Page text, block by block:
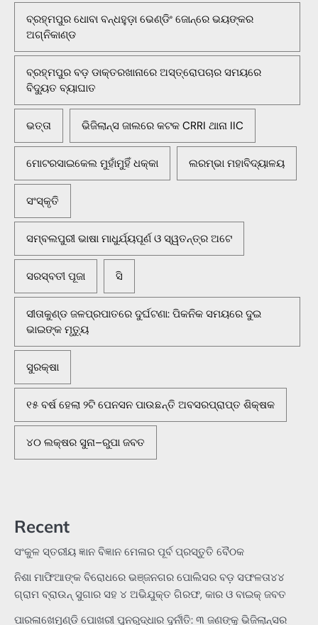
ବ୍ରହ୍ମପୁର ଧୋବା ବନ୍ଧହୁଡ଼ା ଭେଣ୍ଡିଂ ଜୋନ୍‌ରେ ଭୟଙ୍କର
ଅଗ୍ନିକାଣ୍ଡ
ବ୍ରହ୍ମପୁର ବଡ଼ ଡାକ୍ତରଖାନାରେ ଅସ୍ତ୍ରୋପଚାର ସମୟରେ
ବିଦ୍ୟୁତ ବ୍ୟାଘାତ
ଭତ୍ତା ଭିଜିଲାନ୍ସ ଜାଲରେ କଟକ CRRI ଥାନା IIC
ମୋଟରସାଇକେଲ ମୁହାଁମୁହିଁ ଧକ୍କା ଲରମ୍ଭା ମହାବିଦ୍ୟାଳୟ
ସଂସ୍କୃତି
ସମ୍ବଲପୁରୀ ଭାଷା ମାଧୁର୍ଯ୍ୟପୂର୍ଣ ଓ ସ୍ୱତନ୍ତ୍ର ଅଟେ
ସରସ୍ବତୀ ପୂଜା ସି
ସୀତାକୁଣ୍ଡ ଜଳପ୍ରପାତରେ ଦୁର୍ଘଟଣା: ପିକନିକ ସମୟରେ ଦୁଇ
ଭାଇଙ୍କ ମୃତ୍ୟୁ
ସୁରକ୍ଷା
୧୫ ବର୍ଷ ହେଲା ୨ଟି ପେନସନ ପାଉଛନ୍ତି ଅବସରପ୍ରାପ୍ତ ଶିକ୍ଷକ
୪୦ ଲକ୍ଷର ସୁନା–ରୁପା ଜବତ
Recent
ସଂକୁଳ ସ୍ତରୀୟ ଜ୍ଞାନ ବିଜ୍ଞାନ ମେଳାର ପୂର୍ବ ପ୍ରସ୍ତୁତି ବୈଠକ
ନିଶା ମାଫିଆଙ୍କ ବିରୋଧରେ ଭଞ୍ଜନଗର ପୋଲିସର ବଡ଼ ସଫଳତା୪୪
ଗ୍ରାମ ବ୍ରାଉନ୍ ସୁଗାର ସହ ୪ ଅଭିଯୁକ୍ତ ଗିରଫ, କାର ଓ ବାଇକ୍ ଜବତ
ପାରଳାଖେମୁଣ୍ଡି ପୋଖରୀ ପୁନରୁଦ୍ଧାର ଦୁର୍ନୀତି: ୩ ଜଣଙ୍କୁ ଭିଜିଲାନ୍ସର